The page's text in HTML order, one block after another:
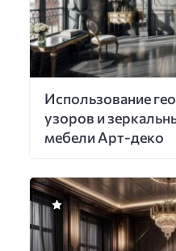
Использование
узоров и
мебели Арт-деко